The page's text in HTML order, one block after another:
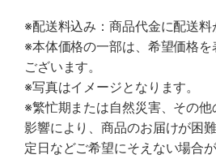
※配送料込み：商品代金に配送料
※本体価格の一部は、希望価格
ございます。
※写真はイメージとなります。
※繁忙期または自然災害、その他
影響により、商品のお届けが困
定日などご希望にそえない場合が